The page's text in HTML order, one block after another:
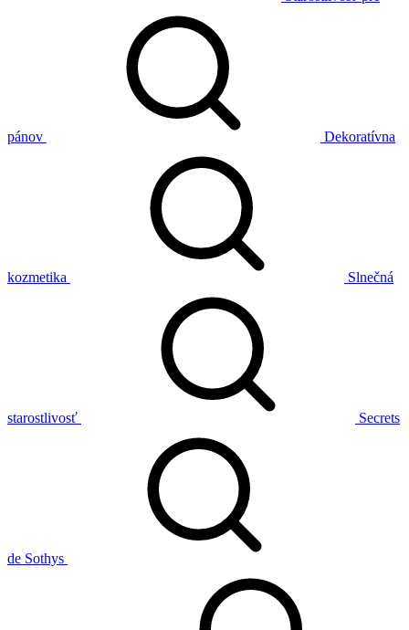
pánov Dekoratívna
kozmetika Slnečná
starostlivosť Secrets
de Sothys